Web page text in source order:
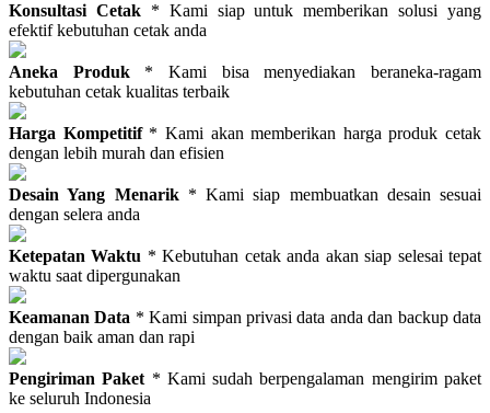
Konsultasi Cetak* Kami siap untuk memberikan solusi yang
efektif kebutuhan cetak anda
Aneka Produk * Kami bisa menyediakan beraneka-ragam
kebutuhan cetak kualitas terbaik
Harga Kompetitif* Kami akan memberikan harga produk cetak
dengan lebih murah dan efisien
Desain Yang Menarik* Kami siap membuatkan desain sesuai
dengan selera anda
Ketepatan Waktu * Kebutuhan cetak anda akan siap selesai tepat
waktu saat dipergunakan
Keamanan Data * Kami simpan privasi data anda dan backup data
dengan baik aman dan rapi
Pengiriman Paket * Kami sudah berpengalaman mengirim paket
ke seluruh Indonesia